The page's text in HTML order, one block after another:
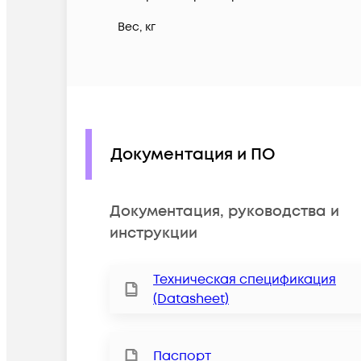
Вес, кг
Документация и ПО
Документация, руководства и
инструкции
Техническая спецификация
(Datasheet)
Паспорт